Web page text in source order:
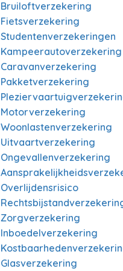
Bruiloftverzekering
Fietsverzekering
Studentenverzekeringen
Kampeerautoverzekering
Caravanverzekering
Pakketverzekering
Motorverzekering
Woonlastenverzekering
Uitvaartverzekering
Ongevallenverzekering
Overlijdensrisico
Zorgverzekering
Inboedelverzekering
Glasverzekering